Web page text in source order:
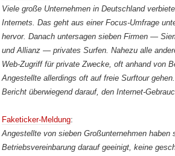
Viele große Unternehmen in Deutschland
Internets. Das geht aus einer Focus-Umfrage
hervor. Danach untersagen sieben Firmen —
und Allianz — privates Surfen. Nahezu alle
Web-Zugriff für private Zwecke, oft anhand von
Angestellte allerdings oft auf freie Surftour
Bericht überwiegend darauf, den Internet-
Faketicker-Meldung:
Angestellte von sieben Großunternehmen haben
Betriebsvereinbarung darauf geeinigt, keine